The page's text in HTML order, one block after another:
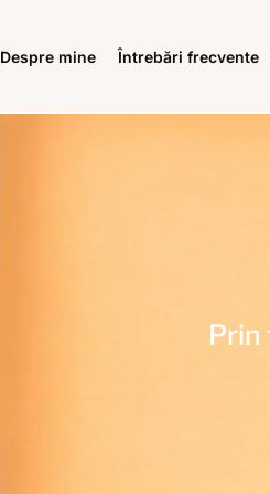
Despre mine Întrebări frecvente
Prin